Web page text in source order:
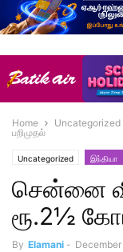
Home Uncategorized
பறிமுதல்
Uncategorized இந்தியா
சென்னை
ரூ.2½
By Elamani -